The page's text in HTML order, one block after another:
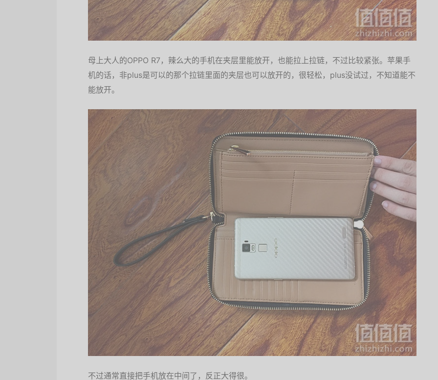
母上大人的OPPO R7，辣么大的手机在夹层里能放开，也能拉上拉链，不过比较紧张。苹果手
机的话，非plus是可以的那个拉链里面的夹层也可以放开的，很轻松，plus没试过，不知道能不
能放开。
不过通常直接把手机放在中间了，反正大得很。